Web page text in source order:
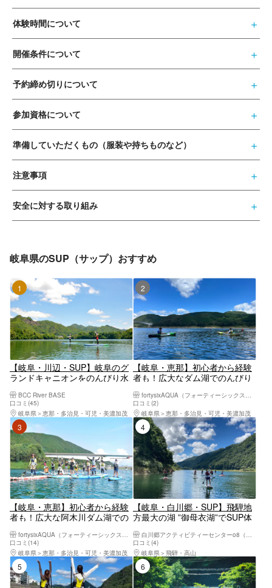
体験時間について
開催条件について
予約締め切りについて
参加資格について
準備していただくもの（服装や持ちものなど）
注意事項
安全に対する取り組み
岐阜県のSUP（サップ）おすすめ
1位
【岐阜・川辺・SUP】岐阜のグ
ランドキャニオンをのんびり水
（2時間）
BCC River BASE
口コミ(45)
岐阜県
恵那・多治見・可児・美濃加茂
2位
【岐阜・恵那】初心者から経験
者も！広大なダム湖でのんびり
fortysixAQUA（フォーティーシックスアクア）
口コミ(2)
岐阜県
恵那・多治見・可児・美濃加茂
3位
【岐阜・恵那】初心者から経験
者も！広大な阿木川ダム湖での
口コミ(14)
岐阜県
恵那・多治見・可児・美濃加茂
4位
【岐阜・白川郷・SUP】飛騨地
方最大の湖 ”御母衣湖”でSUP体
口コミ(4)
岐阜県
飛騨・高山
5位 6位